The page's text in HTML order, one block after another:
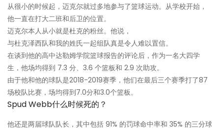
从很小的时候起，迈克尔就过多地参与了篮球运动。从学校开始，
他一直在打大二班和后卫的位置。
迈克尔本人从小就是杜克的粉丝。他说，
与杜克泽西队和我的姓氏一起组队真是令人难以置信。
在谈到他的高中达勒姆学院篮球报告的评论后，作为一名大四学
生，他场均得到 7.3 分、3.6 个篮板和 2.9 次助攻。
由于他和他的球队是2018-2019赛季，他们在最后三个赛季打了87
场校队比赛，场均得到7.0分和3.0个篮板。
Spud Webb什么时候死的？
他还是两届球队队长，其中包括 91% 的罚球命中率和 35% 的三分球